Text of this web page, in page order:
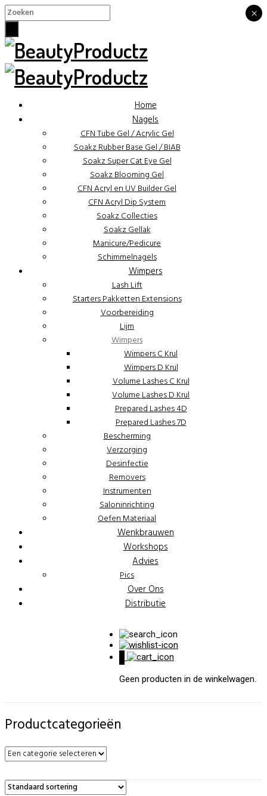
Home
Nagels
CFN Tube Gel / Acrylic Gel
Soakz Rubber Base Gel / BIAB
Soakz Super Cat Eye Gel
Soakz Blooming Gel
CFN Acryl en UV Builder Gel
CFN Acryl Dip System
Soakz Collecties
Soakz Gellak
Manicure/Pedicure
Schimmelnagels
Wimpers
Lash Lift
Starters Pakketten Extensions
Voorbereiding
Lijm
Wimpers
Wimpers C Krul
Wimpers D Krul
Volume Lashes C Krul
Volume Lashes D Krul
Prepared Lashes 4D
Prepared Lashes 7D
Bescherming
Verzorging
Desinfectie
Removers
Instrumenten
Saloninrichting
Oefen Materiaal
Wenkbrauwen
Workshops
Advies
Pics
Over Ons
Distributie
Geen producten in de winkelwagen.
Productcategorieën
×